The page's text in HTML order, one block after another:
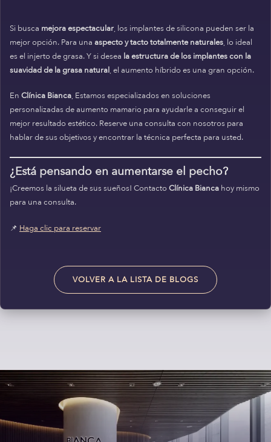
Si busca mejora espectacular, los implantes de silicona pueden ser la
mejor opción. Para una aspecto y tacto totalmente naturales, lo ideal
es el injerto de grasa. Y si desea la estructura de los implantes con la
suavidad de la grasa natural, el aumento híbrido es una gran opción.
En Clínica Bianca, Estamos especializados en soluciones
personalizadas de aumento mamario para ayudarle a conseguir el
mejor resultado estético. Reserve una consulta con nosotros para
hablar de sus objetivos y encontrar la técnica perfecta para usted.
¿Está pensando en aumentarse el pecho?
¡Creemos la silueta de sus sueños! Contacto Clínica Bianca hoy mismo
para una consulta.
📌 Haga clic para reservar
VOLVER A LA LISTA DE BLOGS